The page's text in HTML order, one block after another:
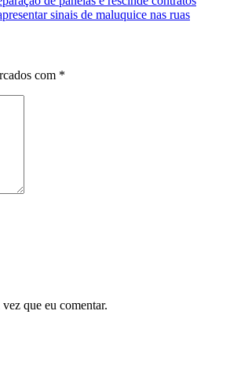
sinais de maluquice nas ruas
com *
que eu comentar.